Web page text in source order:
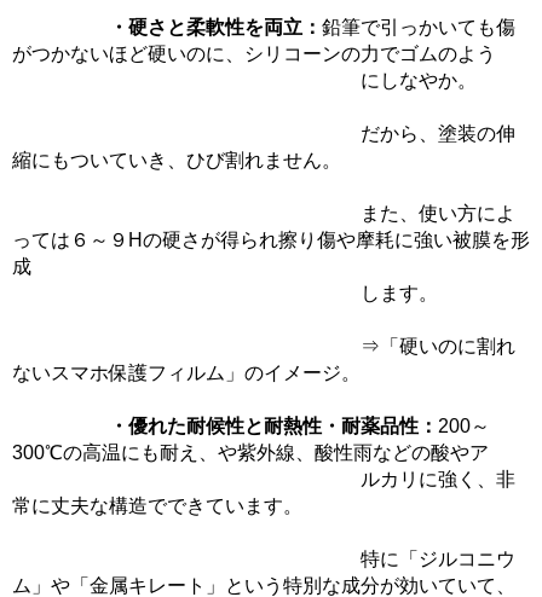
・硬さと柔軟性を両立： 鉛筆で引っかいても傷
がつかないほど硬いのに、シリコーンの力でゴムのよう
にしなやか。
だから、塗装の伸
縮にもついていき、ひび割れません。
また、使い方によ
っては６～９Hの硬さが得られ擦り傷や摩耗に強い被膜を形
成
します。
⇒「硬いのに割れ
ないスマホ保護フィルム」のイメージ。
・優れた耐候性と耐熱性・耐薬品性： 200～
300℃の高温にも耐え、や紫外線、酸性雨などの酸やア
ルカリに強く、非
常に丈夫な構造でできています。
特に「ジルコニウ
ム」や「金属キレート」という特別な成分が効いていて、